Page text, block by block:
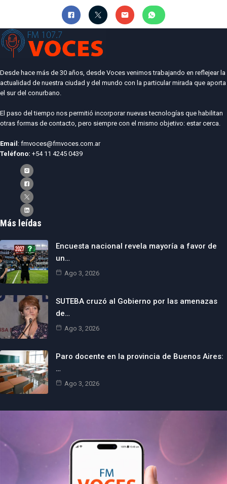
Desde hace más de 30 años, desde Voces venimos trabajando en reflejear la
actualidad de nuestra ciudad y del mundo con la particular mirada que aporta
el sur del conurbano.
El paso del tiempo nos permitió incorporar nuevas tecnologías que habilitan
otras formas de contacto, pero siempre con el mismo objetivo: estar cerca.
Email : fmvoces@fmvoces.com.ar
Teléfono: +54 11 4245 0439
Más leídas
Encuesta nacional revela mayoría a favor de
un…
Ago 3, 2026
SUTEBA cruzó al Gobierno por las amenazas
de…
Ago 3, 2026
Paro docente en la provincia de Buenos Aires:
…
Ago 3, 2026